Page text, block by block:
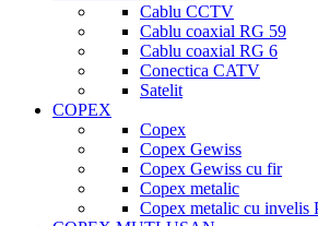
Cablu CCTV
Cablu coaxial RG 59
Cablu coaxial RG 6
Conectica CATV
Satelit
COPEX
Copex
Copex Gewiss
Copex Gewiss cu fir
Copex metalic
Copex metalic cu invelis